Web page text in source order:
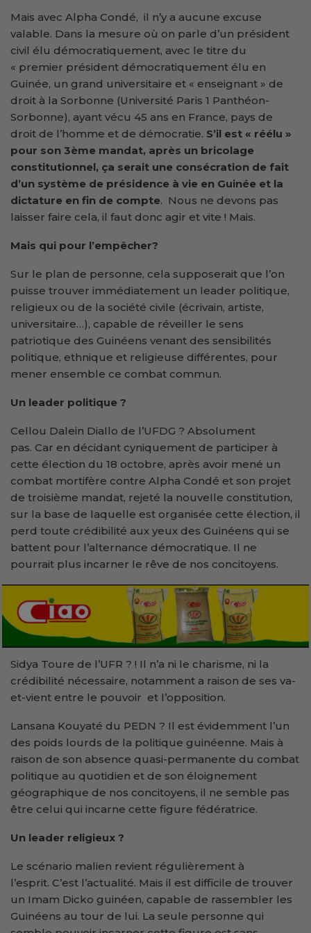
Mais avec Alpha Condé, il n’y a aucune excuse
valable. Dans la mesure où on parle d’un président
civil élu démocratiquement, avec le titre du
« premier président démocratiquement élu en
Guinée, un grand universitaire et « enseignant » de
droit à la Sorbonne (Université Paris 1 Panthéon-
Sorbonne), ayant vécu 45 ans en France, pays de
droit de l’homme et de démocratie. S’il est « réélu »
pour son 3ème mandat, après un bricolage
constitutionnel, ça serait une consécration de fait
d’un système de présidence à vie en Guinée et la
dictature en fin de compte. Nous ne devons pas
laisser faire cela, il faut donc agir et vite ! Mais.
Mais qui pour l’empêcher?
Sur le plan de personne, cela supposerait que l’on
puisse trouver immédiatement un leader politique,
religieux ou de la société civile (écrivain, artiste,
universitaire…), capable de réveiller le sens
patriotique des Guinéens venant des sensibilités
politique, ethnique et religieuse différentes, pour
mener ensemble ce combat commun.
Un leader politique ?
Cellou Dalein Diallo de l’UFDG ? Absolument
pas. Car en décidant cyniquement de participer à
cette élection du 18 octobre, après avoir mené un
combat mortifère contre Alpha Condé et son projet
de troisième mandat, rejeté la nouvelle constitution,
sur la base de laquelle est organisée cette élection, il
perd toute crédibilité aux yeux des Guinéens qui se
battent pour l’alternance démocratique. Il ne
pourrait plus incarner le rêve de nos concitoyens.
Sidya Toure de l’UFR ? ! Il n’a ni le charisme, ni la
crédibilité nécessaire, notamment a raison de ses va-
et-vient entre le pouvoir et l’opposition.
Lansana Kouyaté du PEDN ? Il est évidemment l’un
des poids lourds de la politique guinéenne. Mais à
raison de son absence quasi-permanente du combat
politique au quotidien et de son éloignement
géographique de nos concitoyens, il ne semble pas
être celui qui incarne cette figure fédératrice.
Un leader religieux ?
Le scénario malien revient régulièrement à
l’esprit. C’est l’actualité. Mais il est difficile de trouver
un Imam Dicko guinéen, capable de rassembler les
Guinéens au tour de lui. La seule personne qui